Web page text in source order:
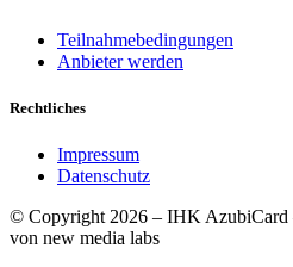
Teilnahmebedingungen
Anbieter werden
Rechtliches
Impressum
Datenschutz
© Copyright 2026 – IHK AzubiCard
von new media labs